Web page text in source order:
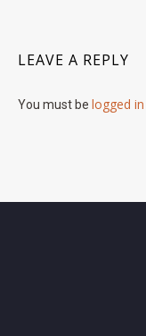
LEAVE A REPLY
You must be logged in